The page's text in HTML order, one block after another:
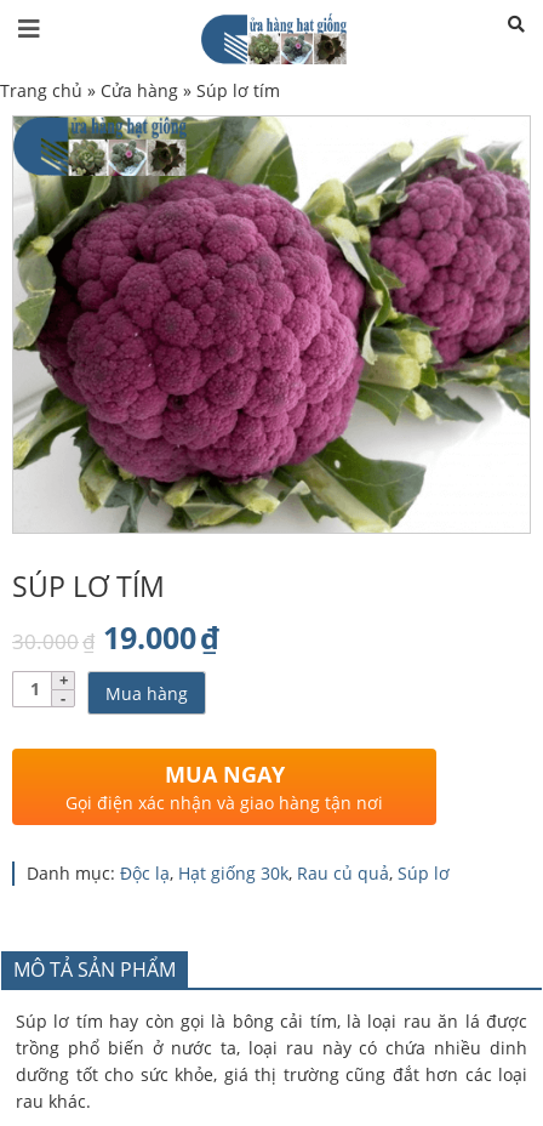
Trang chủ » Cửa hàng » Súp lơ tím
SÚP LƠ TÍM
30.000₫ Giá
gốc
là:
30.000₫.
19.000₫Giá
là:
19.000₫.
Số
lượng
Mua hàng
MUA NGAY
Gọi điện xác nhận và giao hàng tận nơi
Danh mục: Độc lạ, Hạt giống 30k, Rau củ quả, Súp lơ
MÔ TẢ SẢN PHẨM
Súp lơ tím hay còn gọi là bông cải tím, là loại rau ăn lá được
trồng phổ biến ở nước ta, loại rau này có chứa nhiều dinh
dưỡng tốt cho sức khỏe, giá thị trường cũng đắt hơn các loại
rau khác.